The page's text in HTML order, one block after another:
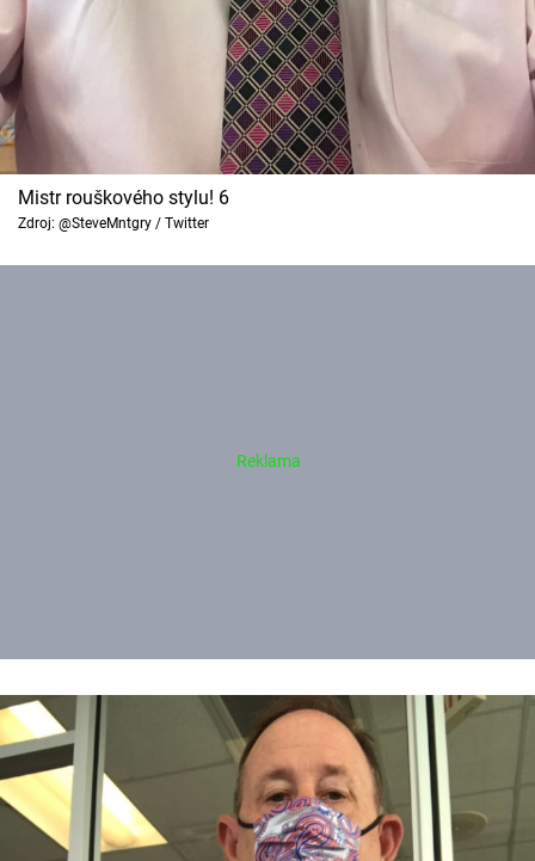
Mistr rouškového stylu! 6
Zdroj: @SteveMntgry / Twitter